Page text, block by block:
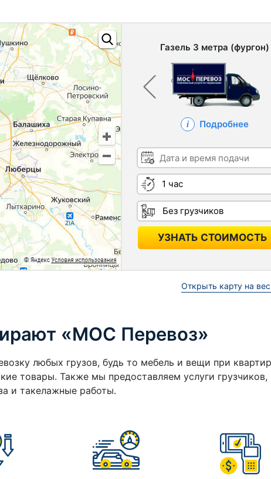
Открыть карту на
Газель 3 метра (фургон)
Подробнее
Дата и время подачи
Длительность
Грузчики
УЗНАТЬ СТОИМОСТЬ
«МОС Перевоз»
любых грузов, будь то мебель и вещи при
товары. Также мы предоставляем услуги грузчиков,
и такелажные работы.